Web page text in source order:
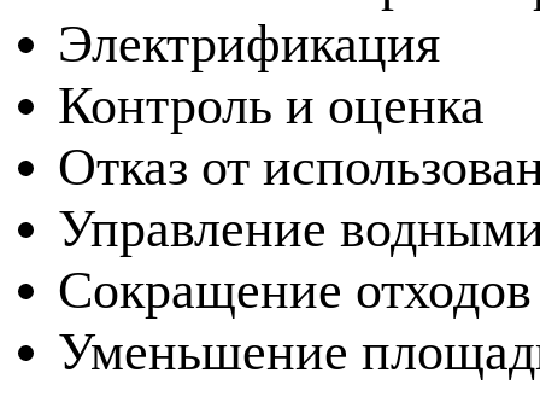
Электрификация
Контроль и оценка
Отказ от
Управление
Сокращение отходов
Уменьшение